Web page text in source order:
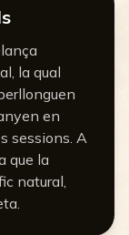
la qual
en
sessions. A
que la
natural,